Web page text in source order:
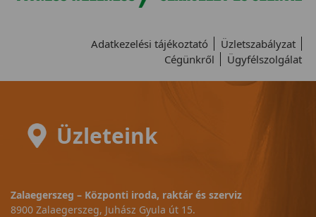
Adatkezelési tájékoztató
Üzletszabályzat
Cégünkről
Ügyfélszolgálat
Üzleteink
Zalaegerszeg – Központi iroda, raktár és szerviz
8900 Zalaegerszeg, Juhász Gyula út 15.